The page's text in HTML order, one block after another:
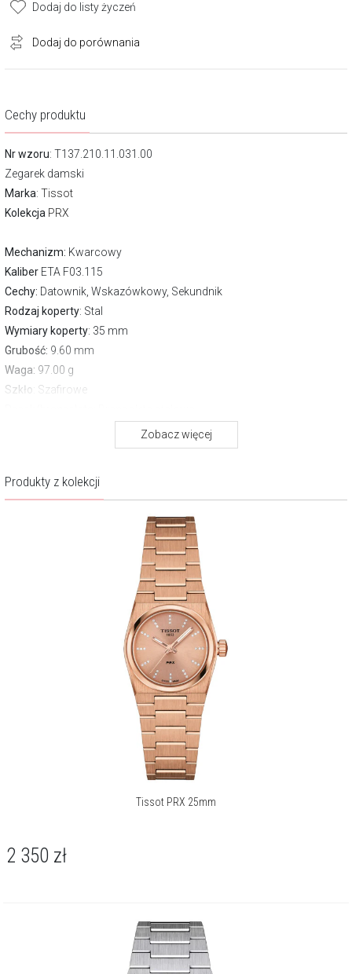
Cechy produktu
Nr wzoru: T137.210.11.031.00
Zegarek damski
Marka: Tissot
Kolekcja PRX
Mechanizm: Kwarcowy
Kaliber ETA F03.115
Cechy: Datownik, Wskazówkowy, Sekundnik
Rodzaj koperty: Stal
Wymiary koperty: 35 mm
Grubość: 9.60 mm
Waga: 97.00 g
Szkło : Szafirowe
100 m
Opis produktu
Czysta, srebrna tarcza przyciąga wzrok minimalistyczną
kompozycją, w której światło gra na smukłych indeksach i prostych
wskazówkach. Pokryte subtelną warstwą luminescencyjną detale
zapewniają czytelność nawet w słabym oświetle, a zintegrowany
design sprawia, że koperta i bransoleta tworzą jedną, spójną formę.
Koperta o średnicy 35 mm, wykonana ze stali szlachetnej 316L,
wyróżnia się charakterystycznym, beczkowatym kształtem
inspirowanym designem lat 70. Smukły profil płynnie przechodzi w
zintegrowaną bransoletę, tworząc rzeźbiarską bryłę o
wyrafinowanym charakterze. Srebrną tarczę chroni odporne na
zarysowania szkło szafirowe, a całość dopełnia stalowa bransoleta
z komfortowym zapięciem motylkowym.
Za precyzyjne wskazania czasu odpowiada szwajcarski mechanizm
kwarcowy, kaliber ETA F05.115, wyposażony w funkcję wskaźnika
EOL (End of Life), która dyskretnie sygnalizuje konieczność wymiany
wodą. Kolekcja PRX to hołd dla historycznego modelu z 1978 roku -
wiernie oddaje jego ducha i proporcje.
weekendowej stylizacji. Jego ponadczasowy design i dyskretna
elegancja czynią go idealnym wyborem dla kobiety ceniącej klasykę w
Zobacz więcej
Dodaj do listy życzeń
Dodaj do porównania
Produkty z kolekcji
Tissot PRX 25mm
2 350 zł